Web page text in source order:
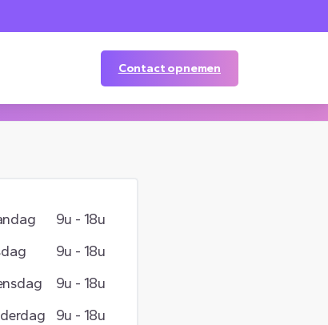
Contact opnemen
9u - 18u
9u - 18u
9u - 18u
9u - 18u